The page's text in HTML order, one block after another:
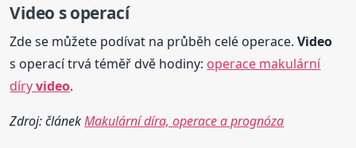
Video s operací
Zde se můžete podívat na průběh celé operace.Video
s operací trvá téměř dvě hodiny: operace makulární
díryvideo.
Zdroj: článekMakulární díra, operace a prognóza